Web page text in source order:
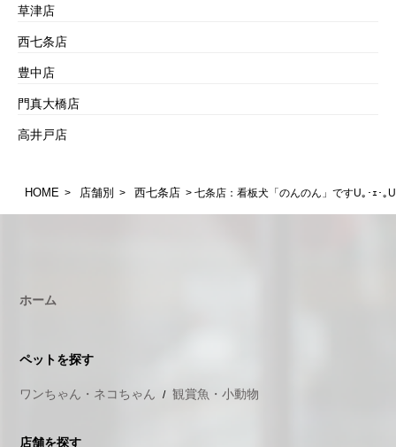
草津店
西七条店
豊中店
門真大橋店
高井戸店
HOME > 店舗別 > 西七条店 > 七条店：看板犬「のんのん」ですU｡･ｪ･｡U
ホーム
ペットを探す
ワンちゃん・ネコちゃん 観賞魚・小動物
店舗を探す